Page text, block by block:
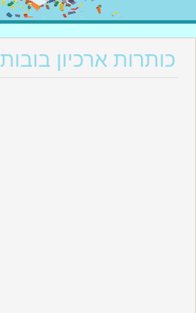
כותרות ארכיון בובות